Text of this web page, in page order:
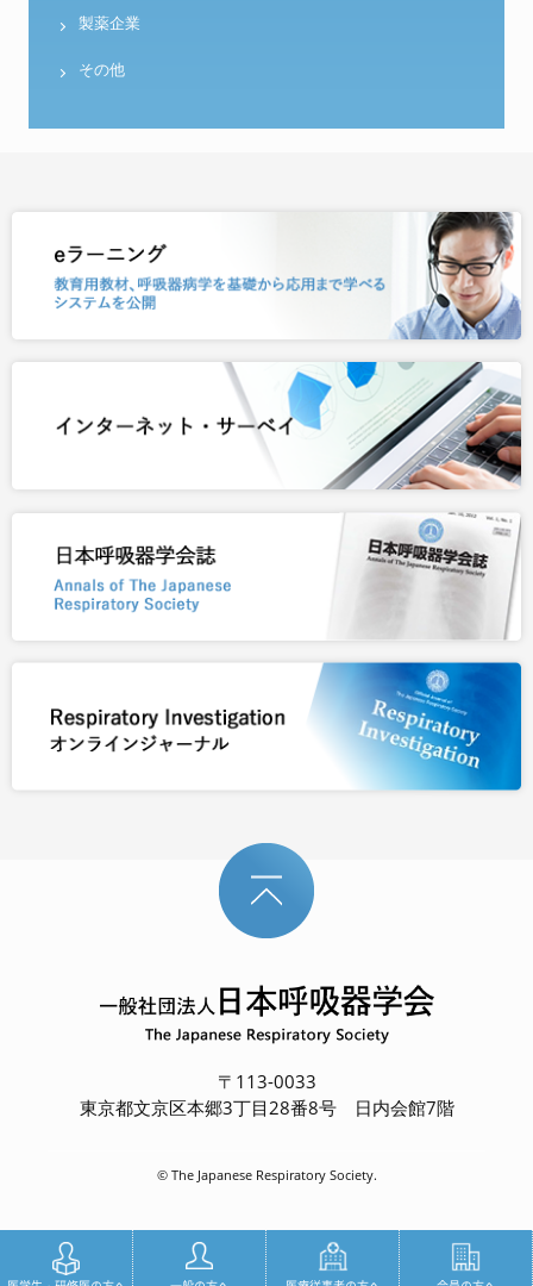
製薬企業
その他
〒113-0033
東京都文京区本郷3丁目28番8号 日内会館7階
© The Japanese Respiratory Society.